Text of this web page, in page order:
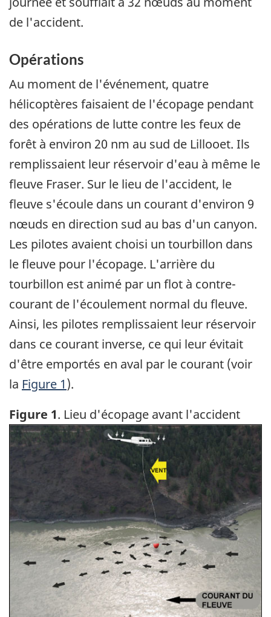
de l'accident.
Opérations
Au moment de l'événement, quatre
hélicoptères faisaient de l'écopage pendant
des opérations de lutte contre les feux de
forêt à environ 20 nm au sud de Lillooet. Ils
remplissaient leur réservoir d'eau à même le
fleuve Fraser. Sur le lieu de l'accident, le
fleuve s'écoule dans un courant d'environ 9
nœuds en direction sud au bas d'un canyon.
Les pilotes avaient choisi un tourbillon dans
le fleuve pour l'écopage. L'arrière du
tourbillon est animé par un flot à contre-
courant de l'écoulement normal du fleuve.
Ainsi, les pilotes remplissaient leur réservoir
dans ce courant inverse, ce qui leur évitait
d'être emportés en aval par le courant (voir
la Figure 1).
Figure 1. Lieu d'écopage avant l'accident
Image